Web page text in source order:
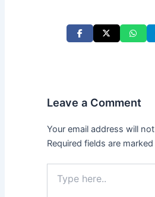
Leave a Comment
Your email address will
Required fields are marked
here..